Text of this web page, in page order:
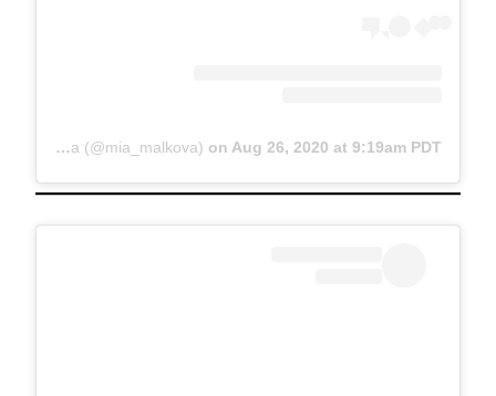
A post shared by Mia Malkova (@mia_malkova) on Aug 26, 2020 at 9:19am PDT